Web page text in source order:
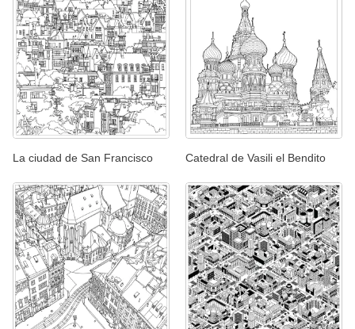
La ciudad de San Francisco Catedral de Vasili el Bendito